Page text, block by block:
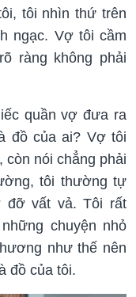
tôi nhìn thứ trên
ngạc. Vợ tôi cầm
ràng không phải
quần vợ đưa ra
đồ của ai? Vợ tôi
còn nói chẳng phải
tôi thường tự
đỡ vất vả. Tôi rất
chuyện nhỏ
như thế nên
đồ của tôi.